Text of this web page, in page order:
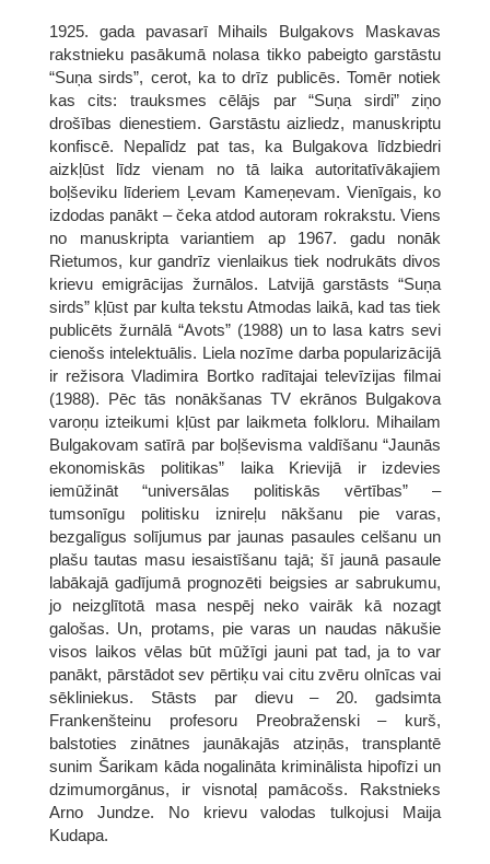
1925. gada pavasarī Mihails Bulgakovs Maskavas
rakstnieku pasākumā nolasa tikko pabeigto garstāstu
“Suņa sirds”, cerot, ka to drīz publicēs. Tomēr notiek
kas cits: trauksmes cēlājs par “Suņa sirdi” ziņo
drošības dienestiem. Garstāstu aizliedz, manuskriptu
konfiscē. Nepalīdz pat tas, ka Bulgakova līdzbiedri
aizkļūst līdz vienam no tā laika autoritatīvākajiem
boļševiku līderiem Ļevam Kameņevam. Vienīgais, ko
izdodas panākt – čeka atdod autoram rokrakstu. Viens
no manuskripta variantiem ap 1967. gadu nonāk
Rietumos, kur gandrīz vienlaikus tiek nodrukāts divos
krievu emigrācijas žurnālos. Latvijā garstāsts “Suņa
sirds” kļūst par kulta tekstu Atmodas laikā, kad tas tiek
publicēts žurnālā “Avots” (1988) un to lasa katrs sevi
cienošs intelektuālis. Liela nozīme darba popularizācijā
ir režisora Vladimira Bortko radītajai televīzijas filmai
(1988). Pēc tās nonākšanas TV ekrānos Bulgakova
varoņu izteikumi kļūst par laikmeta folkloru. Mihailam
Bulgakovam satīrā par boļševisma valdīšanu “Jaunās
ekonomiskās politikas” laika Krievijā ir izdevies
iemūžināt “universālas politiskās vērtības” –
tumsonīgu politisku iznireļu nākšanu pie varas,
bezgalīgus solījumus par jaunas pasaules celšanu un
plašu tautas masu iesaistīšanu tajā; šī jaunā pasaule
labākajā gadījumā prognozēti beigsies ar sabrukumu,
jo neizglītotā masa nespēj neko vairāk kā nozagt
galošas. Un, protams, pie varas un naudas nākušie
visos laikos vēlas būt mūžīgi jauni pat tad, ja to var
panākt, pārstādot sev pērtiķu vai citu zvēru olnīcas vai
sēkliniekus. Stāsts par dievu – 20. gadsimta
Frankenšteinu profesoru Preobraženski – kurš,
balstoties zinātnes jaunākajās atziņās, transplantē
sunim Šarikam kāda nogalināta kriminālista hipofīzi un
dzimumorgānus, ir visnotaļ pamācošs. Rakstnieks
Arno Jundze. No krievu valodas tulkojusi Maija
Kudapa.